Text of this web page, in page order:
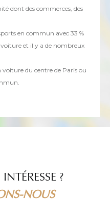
dont des commerces, des
en commun avec 33 %
voiture et il y a de nombreux
voiture du centre de Paris ou
?
NOUS